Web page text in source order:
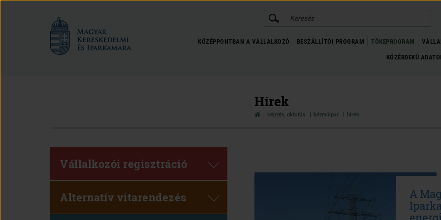
Magyar
Kereskedelmi
és
Iparkamara
KERESÉS
KÖZÉPPONTBAN A VÁLLALKOZÓ BESZÁLLÍTÓI PROGRAM TŐKEPROGRAM
KÖZÉRDEKŰ
Hírek
képzés, oktatás kézműipar hírek
Vállalkozói regisztráció
Alternatív vitarendezés
A